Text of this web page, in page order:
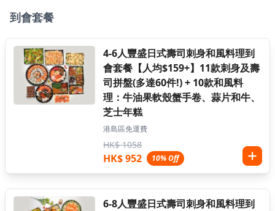
到會套餐
4-6人豐盛日式壽司刺身和風料理到
會套餐【人均$159+】11款刺身及壽
司拼盤(多達60件!) + 10款和風料
理：牛油果軟殼蟹手卷、蒜片和牛、
芝士年糕
港島區免運費
HK$ 1058
HK$ 952 10% Off
6-8人豐盛日式壽司刺身和風料理到